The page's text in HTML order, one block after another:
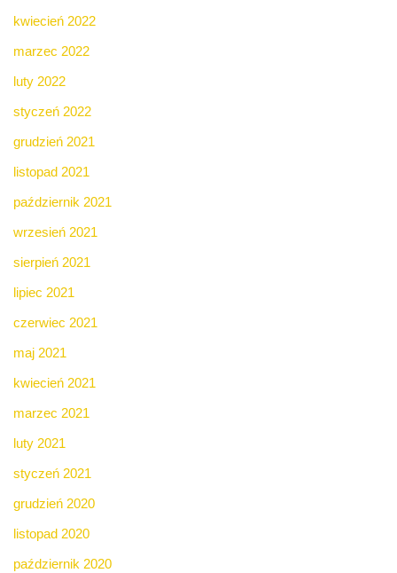
kwiecień 2022
marzec 2022
luty 2022
styczeń 2022
grudzień 2021
listopad 2021
październik 2021
wrzesień 2021
sierpień 2021
lipiec 2021
czerwiec 2021
maj 2021
kwiecień 2021
marzec 2021
luty 2021
styczeń 2021
grudzień 2020
listopad 2020
październik 2020